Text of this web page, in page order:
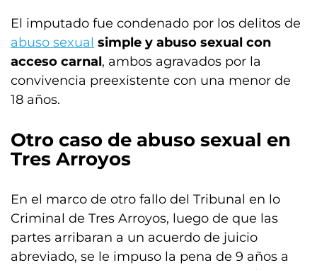
El imputado fue condenado por los delitos de
abuso sexual simple y abuso sexual con
acceso carnal, ambos agravados por la
convivencia preexistente con una menor de
18 años.
Otro caso de abuso sexual en
Tres Arroyos
En el marco de otro fallo del Tribunal en lo
Criminal de Tres Arroyos, luego de que las
partes arribaran a un acuerdo de juicio
abreviado, se le impuso la pena de 9 años a